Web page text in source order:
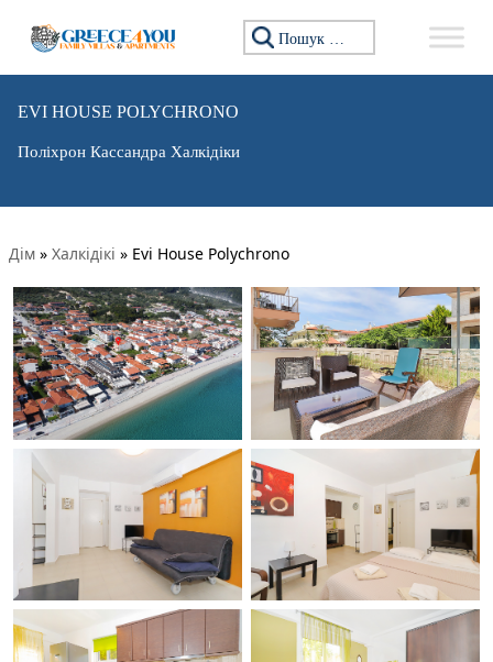
Пошук:
EVI HOUSE POLYCHRONO
Поліхрон Кассандра Халкідіки
Дім » Халкідікі » Evi House Polychrono